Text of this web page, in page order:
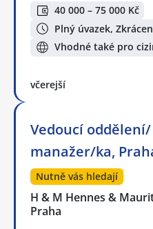
40 000 – 75 000 Kč
Plný úvazek,
Vhodné také pro
včerejší
Vedoucí
manažer/ka,
Nutně vás hledají
H & M Hennes &
Praha